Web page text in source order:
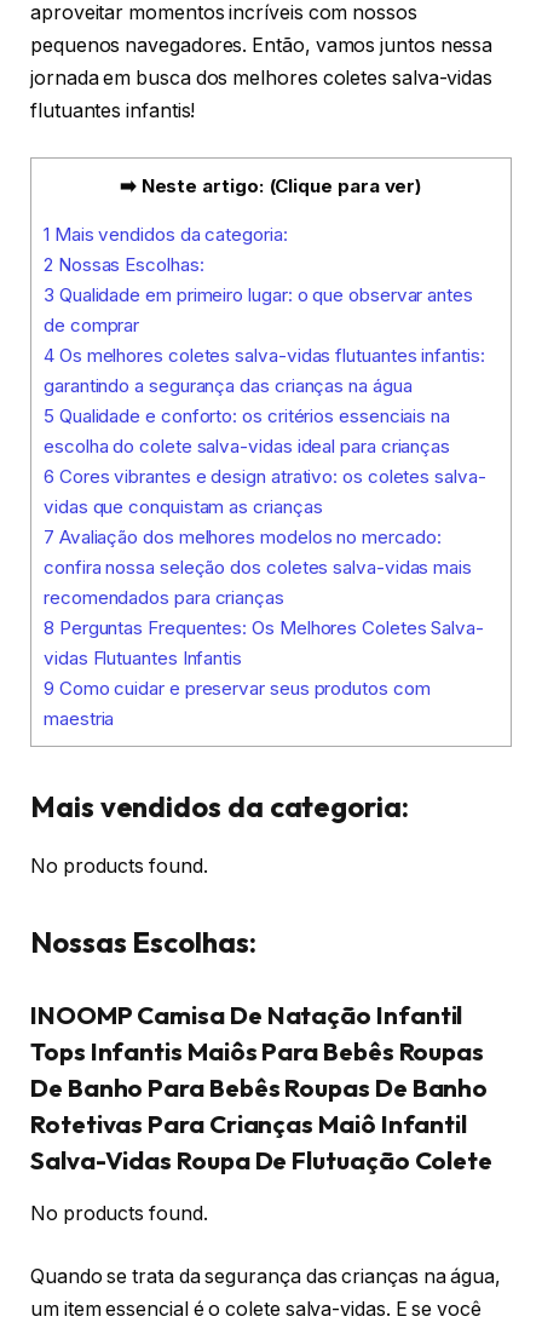
aproveitar momentos incríveis com nossos
pequenos navegadores. Então, vamos juntos nessa
jornada em busca dos melhores coletes salva-vidas
flutuantes infantis!
➡️ Neste artigo: (Clique para ver)
1 Mais vendidos da categoria:
2 Nossas Escolhas:
3 Qualidade em primeiro lugar: o que observar antes
de comprar
4Os melhores coletes salva-vidas flutuantes infantis:
garantindo a segurança das crianças na água
5 Qualidade e conforto: os critérios essenciais na
escolha do colete salva-vidas ideal para crianças
6 Cores vibrantes e design atrativo: os coletes salva-
vidas que conquistam as crianças
7 Avaliação dos melhores modelos no mercado:
confira nossa seleção dos coletes salva-vidas mais
recomendados para crianças
8 Perguntas Frequentes: Os Melhores Coletes Salva-
vidas Flutuantes Infantis
9 Como cuidar e preservar seus produtos com
maestria
Mais vendidos da categoria:
No products found.
Nossas Escolhas:
INOOMP Camisa De Natação Infantil
Tops Infantis Maiôs Para Bebês Roupas
De Banho Para Bebês Roupas De Banho
Rotetivas Para Crianças Maiô Infantil
Salva-Vidas Roupa De Flutuação Colete
No products found.
Quando se trata da segurança das crianças na água,
um item essencial é o colete salva-vidas. E se você